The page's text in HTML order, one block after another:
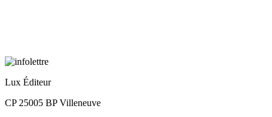
Lux Éditeur
CP 25005 BP Villeneuve